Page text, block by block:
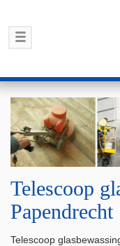
Telescoop
Papendrecht
Telescoop